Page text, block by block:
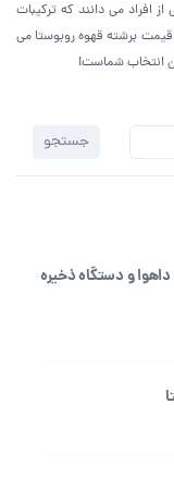
افراد می دانند که ترکیبات
قیمت برشته قهوه روبوستا می
انتخاب شماست!
جستجو
و دستگاه ذخیره